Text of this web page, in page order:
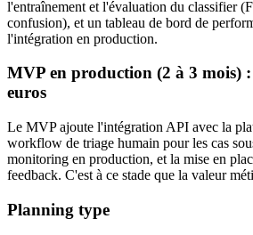
l'entraînement et l'évaluation du classifier
confusion), et un tableau de bord de
l'intégration en production.
MVP en production (2 à 3 mois)
euros
Le MVP ajoute l'intégration API avec la
workflow de triage humain pour les cas
monitoring en production, et la mise en
feedback. C'est à ce stade que la valeur
Planning type